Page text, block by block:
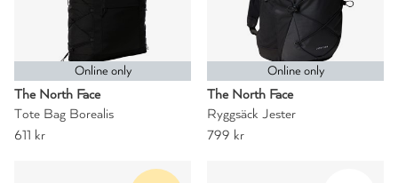
Online only
The North Face
Tote Bag Borealis
611 kr
Online only
The North Face
Ryggsäck Jester
799 kr